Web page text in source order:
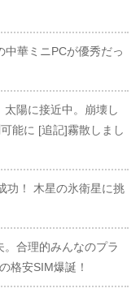
中華ミニPCが優秀だっ
陽に接近中。崩壊し
能に [追記]霧散しまし
功！ 木星の氷衛星に挑
合理的みんなのプラ
格安SIM爆誕！